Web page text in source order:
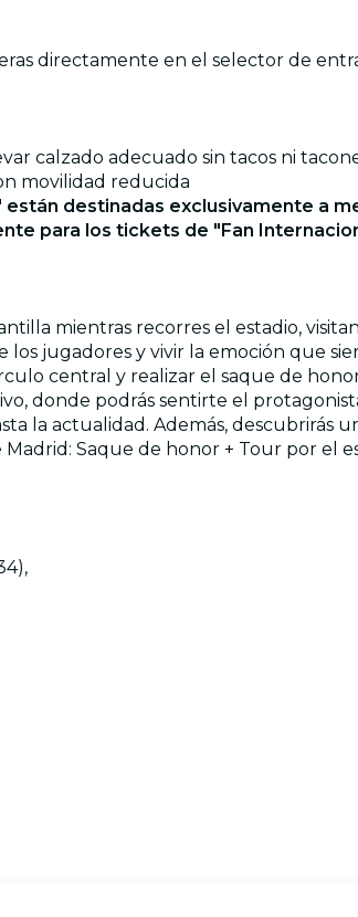
directamente en el selector de
calzado adecuado sin tacos ni
movilidad reducida
destinadas exclusivamente a
para los tickets de "Fan
mientras recorres el estadio,
jugadores y vivir la emoción que
central y realizar el saque de
donde podrás sentirte el
la actualidad. Además, descubrirás
Saque de honor + Tour por el